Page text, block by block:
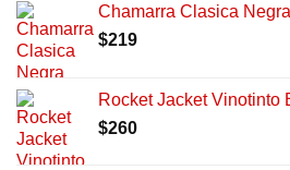
Chamarra Clasica Negra
$219
Rocket Jacket Vinotinto
$260